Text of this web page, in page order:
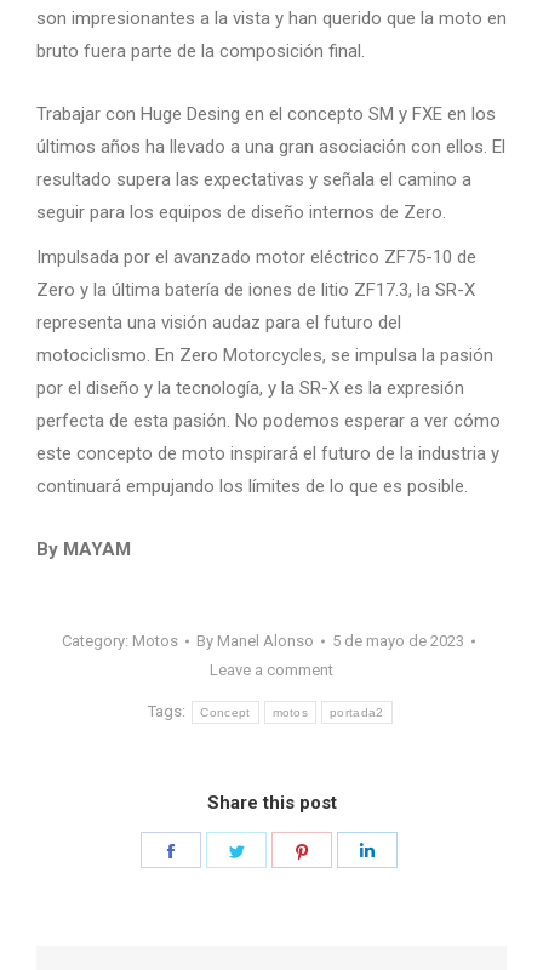
son impresionantes a la vista y han querido que la moto en
bruto fuera parte de la composición final.
Trabajar con Huge Desing en el concepto SM y FXE en los
últimos años ha llevado a una gran asociación con ellos. El
resultado supera las expectativas y señala el camino a
seguir para los equipos de diseño internos de Zero.
Impulsada por el avanzado motor eléctrico ZF75-10 de
Zero y la última batería de iones de litio ZF17.3, la SR-X
representa una visión audaz para el futuro del
motociclismo. En Zero Motorcycles, se impulsa la pasión
por el diseño y la tecnología, y la SR-X es la expresión
perfecta de esta pasión. No podemos esperar a ver cómo
este concepto de moto inspirará el futuro de la industria y
continuará empujando los límites de lo que es posible.
By MAYAM
Category: Motos By Manel Alonso
5 de mayo de 2023
Leave a comment
Tags: Concept motos portada2
Share this post